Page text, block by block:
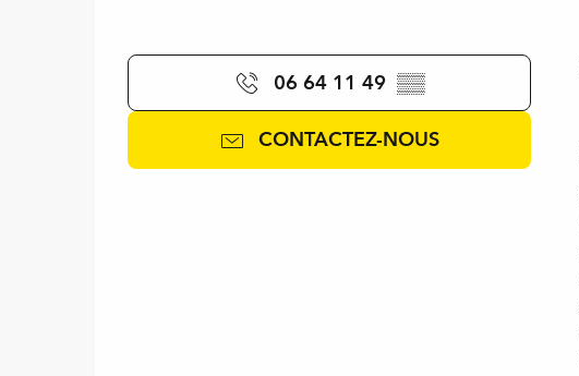
06 64 11 49 ▒▒
CONTACTEZ-NOUS